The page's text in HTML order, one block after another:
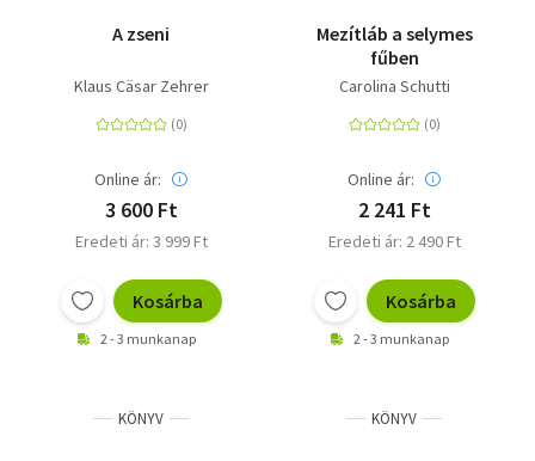
A zseni
Klaus Cäsar Zehrer
Online ár:
3 600 Ft
Eredeti ár: 3 999 Ft
Kosárba
2 - 3 munkanap
Mezítláb a selymes
fűben
Carolina Schutti
Online ár:
2 241 Ft
Eredeti ár: 2 490 Ft
Kosárba
2 - 3 munkanap
KÖNYV KÖNYV